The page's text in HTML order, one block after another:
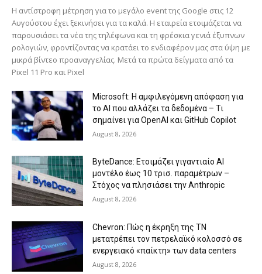
Η αντίστροφη μέτρηση για το μεγάλο event της Google στις 12
Αυγούστου έχει ξεκινήσει για τα καλά. Η εταιρεία ετοιμάζεται να
παρουσιάσει τα νέα της τηλέφωνα και τη φρέσκια γενιά έξυπνων
ρολογιών, φροντίζοντας να κρατάει το ενδιαφέρον μας στα ύψη με
μικρά βίντεο προαναγγελίας. Μετά τα πρώτα δείγματα από τα
Pixel 11 Pro και Pixel
Microsoft: Η αμφιλεγόμενη απόφαση για
το AI που αλλάζει τα δεδομένα – Τι
σημαίνει για OpenAI και GitHub Copilot
August 8, 2026
ByteDance: Ετοιμάζει γιγαντιαίο AI
μοντέλο έως 10 τρισ. παραμέτρων –
Στόχος να πλησιάσει την Anthropic
August 8, 2026
Chevron: Πώς η έκρηξη της ΤΝ
μετατρέπει τον πετρελαϊκό κολοσσό σε
ενεργειακό «παίκτη» των data centers
August 8, 2026